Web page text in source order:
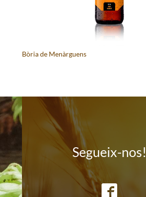
Bòria de Menàrguens
Segueix-nos!